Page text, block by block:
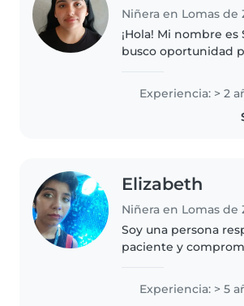
¡Hola! Mi nombre es
busco oportunidad
cuidando a niños de
vecinos en un rango
años. Me encanta
Experiencia: > 2
Elizabeth
Soy una persona
paciente y
distintas edades,
hasta
Experiencia: > 5